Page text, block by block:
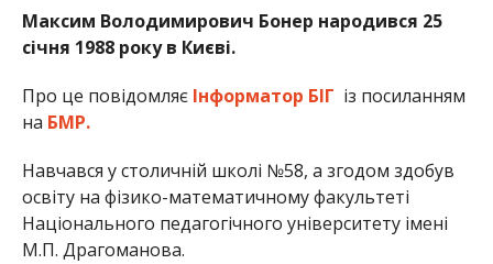
Максим Володимирович Бонер народився 25
січня 1988 року в Києві.
Про це повідомляє Інформатор БІГ із посиланням
на БМР.
Навчався у столичній школі №58, а згодом здобув
освіту на фізико-математичному факультеті
Національного педагогічного університету імені
М.П. Драгоманова.